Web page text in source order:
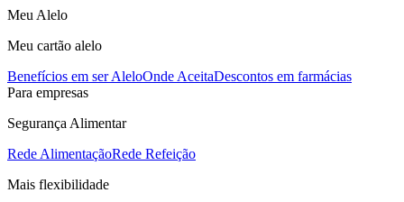
Meu Alelo
Meu cartão alelo
Benefícios em ser AleloOnde AceitaDescontos em farmácias
Para empresas
Segurança Alimentar
Rede AlimentaçãoRede Refeição
Mais flexibilidade